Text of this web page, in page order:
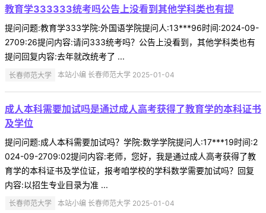
教育学333333统考吗公告上没看到其他学科类也有提
提问问题:教育学333学院:外国语学院提问人:13***96时间:2024-09-
2709:26提问内容:请问333统考吗？公告上没看到，其他学科类也有
提问回复内容:去年就改统考了 ...
长春师范大学 本站小编 长春师范大学 2025-01-04
成人本科需要加试吗是通过成人高考获得了教育学的本科证书
及学位
提问问题:成人本科需要加试吗？学院:数学学院提问人:17***19时间:2
024-09-2709:02提问内容:老师，您好，我是通过成人高考获得了教
育学的本科证书及学位证，报考咱学校的学科数学需要加试吗？回复
内容:以招生专业目录为准 ...
长春师范大学 本站小编 长春师范大学 2025-01-04